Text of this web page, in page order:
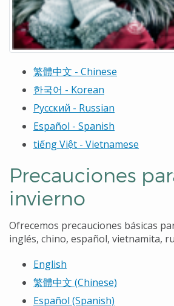
繁體中文 - Chinese
한국어 - Korean
Русский - Russian
Español - Spanish
tiếng Việt - Vietnamese
Precauciones
invierno
Ofrecemos precauciones básicas
inglés, chino, español, vietnamita,
English
繁體中文 (Chinese)
Español (Spanish)